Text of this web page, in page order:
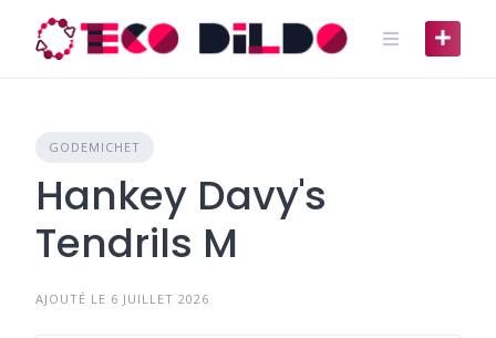
content
GODEMICHET
Hankey Davy's
Tendrils M
AJOUTÉ LE 6 JUILLET 2026